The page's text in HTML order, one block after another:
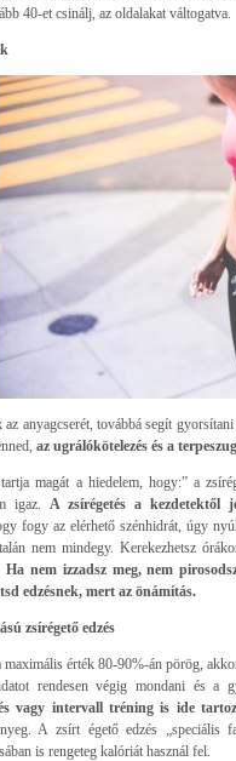
40-et csinálj, az oldalakat váltogatva.
anyagcserét, továbbá segít
az ugrálókötelezés és a
magát a hiedelem, hogy:” a
igaz. A zsírégetés a kezdetektől
fogy az elérhető szénhidrát, úgy
nem mindegy. Kerekezhetsz
Ha nem izzadsz meg, nem
edzésnek, mert az önámítás.
zsírégető edzés
maximális érték 80-90%-án pörög,
rendesen végig mondani és a
vagy intervall tréning is ide
A zsírt égető edzés „speciális
is rengeteg kalóriát használ fel.